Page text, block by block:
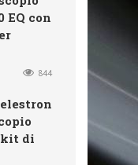
EQ con
844
kit di